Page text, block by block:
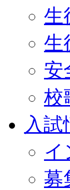
生
生
安
校
入試
イ
募